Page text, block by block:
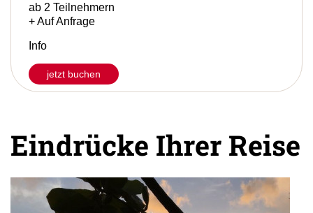
ab 2 Teilnehmern
+ Auf Anfrage
Info
jetzt buchen
Eindrücke Ihrer Reise